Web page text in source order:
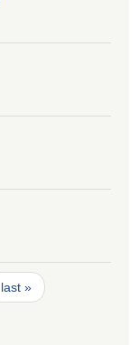
last »